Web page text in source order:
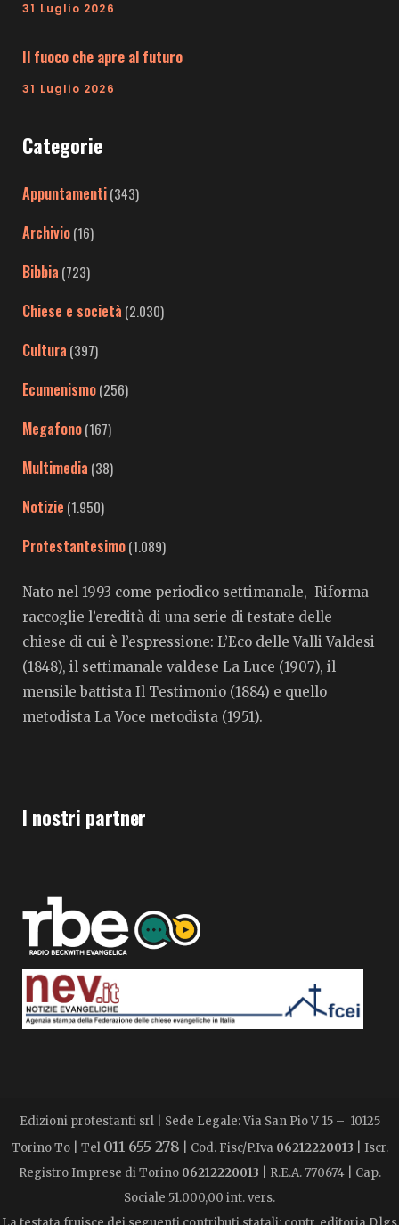
31 Luglio 2026
Il fuoco che apre al futuro
31 Luglio 2026
Categorie
Appuntamenti(343)
Archivio(16)
Bibbia (723)
Chiese e società (2.030)
Cultura (397)
Ecumenismo(256)
Megafono(167)
Multimedia (38)
Notizie (1.950)
Protestantesimo(1.089)
Nato nel 1993 come periodico settimanale, Riforma
raccoglie l’eredità di una serie di testate delle
chiese di cui è l’espressione: L’Eco delle Valli Valdesi
(1848), il settimanale valdese La Luce (1907), il
mensile battista Il Testimonio (1884) e quello
metodista La Voce metodista (1951).
I nostri partner
Edizioni protestanti srl | Sede Legale: Via San Pio V 15 – 10125
Torino To | Tel 011 655 278 | Cod. Fisc/P.Iva 06212220013 | Iscr.
Registro Imprese di Torino 06212220013 | R.E.A. 770674 | Cap.
Sociale 51.000,00 int. vers.